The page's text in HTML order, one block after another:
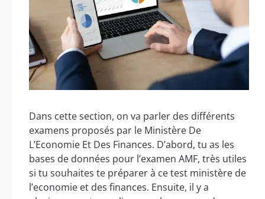
Dans cette section, on va parler des différents
examens proposés par le Ministère De
L’Economie Et Des Finances. D’abord, tu as les
bases de données pour l’examen AMF, très utiles
si tu souhaites te préparer à ce test ministère de
l’economie et des finances. Ensuite, il y a